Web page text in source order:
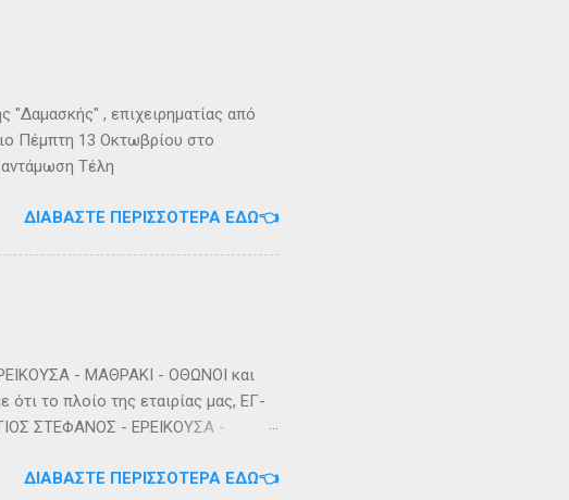
"Δαμασκής" , επιχειρηματίας από
Πέμπτη 13 Οκτωβρίου στο
Τέλη
ΔΙΑΒΆΣΤΕ ΠΕΡΙΣΣΌΤΕΡΑ ΕΔΏ👈
- ΜΑΘΡΑΚΙ - ΟΘΩΝΟΙ και
το πλοίο της εταιρίας μας, ΕΓ-
ΣΤΕΦΑΝΟΣ - ΕΡΕΙΚΟΥΣΑ -
ΔΙΑΒΆΣΤΕ ΠΕΡΙΣΣΌΤΕΡΑ ΕΔΏ👈